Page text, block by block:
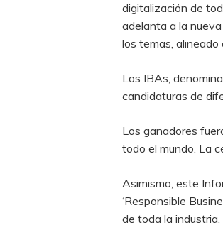
digitalización de
adelanta a la
los temas,
Los IBAs,
candidaturas de
Los ganadores
todo el mundo. La
Asimismo, este
‘Responsible
de toda la